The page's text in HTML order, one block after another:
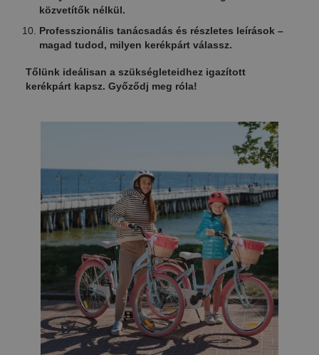
közvetítők nélkül.
Professzionális tanácsadás és részletes leírások –
magad tudod, milyen kerékpárt válassz.
Tőlünk ideálisan a szükségleteidhez igazított
kerékpárt kapsz. Győződj meg róla!